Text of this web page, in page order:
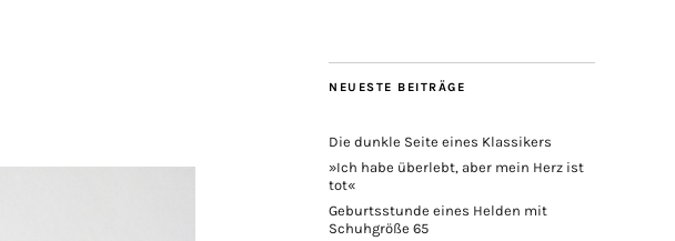
NEUESTE BEITRÄGE
Die dunkle Seite eines Klassikers
»Ich habe überlebt, aber mein Herz ist
tot«
Geburtsstunde eines Helden mit
Schuhgröße 65